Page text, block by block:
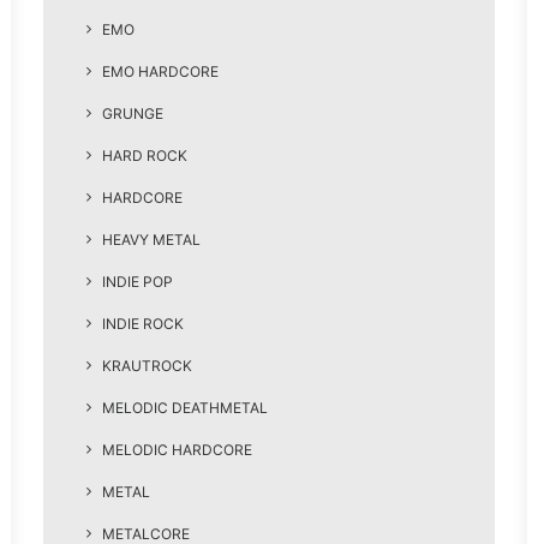
EMO
EMO HARDCORE
GRUNGE
HARD ROCK
HARDCORE
HEAVY METAL
INDIE POP
INDIE ROCK
KRAUTROCK
MELODIC DEATHMETAL
MELODIC HARDCORE
METAL
METALCORE